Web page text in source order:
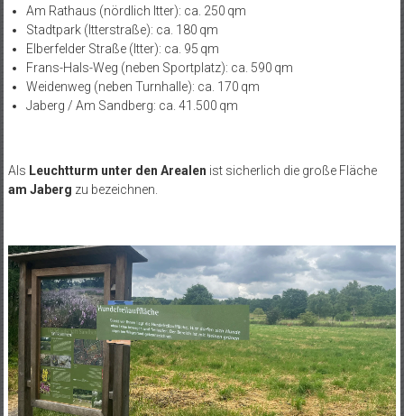
Am Rathaus (nördlich Itter): ca. 250 qm
Stadtpark (Itterstraße): ca. 180 qm
Elberfelder Straße (Itter): ca. 95 qm
Frans-Hals-Weg (neben Sportplatz): ca. 590 qm
Weidenweg (neben Turnhalle): ca. 170 qm
Jaberg / Am Sandberg: ca. 41.500 qm
Als Leuchtturm unter den Arealen ist sicherlich die große Fläche
am Jaberg zu bezeichnen.